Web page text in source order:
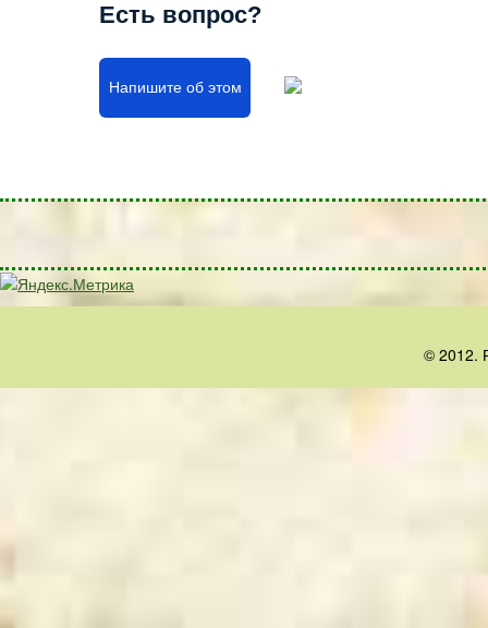
Есть вопрос?
Напишите об этом
© 2012.